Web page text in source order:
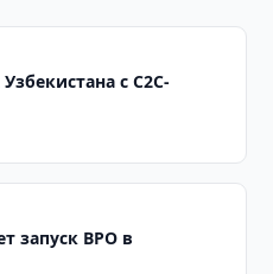
с C2C-
запуск BPO в